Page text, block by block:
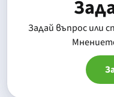
Задай въпрос или